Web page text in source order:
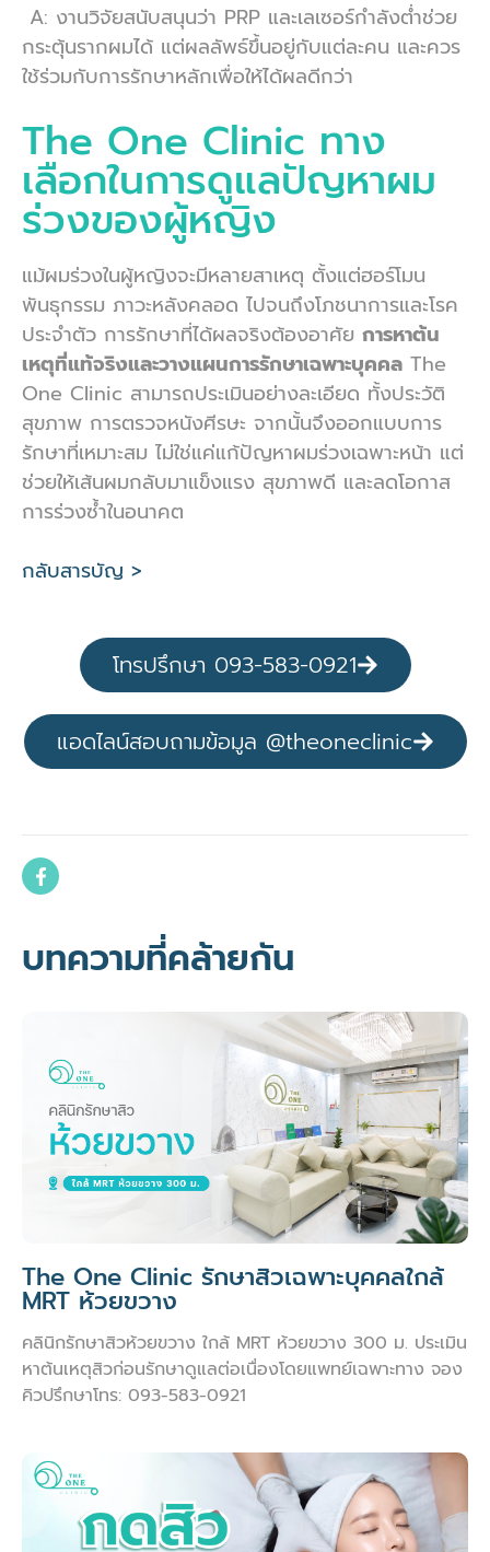
A: งานวิจัยสนับสนุนว่า PRP และเลเซอร์กำลังต่ำช่วย
กระตุ้นรากผมได้ แต่ผลลัพธ์ขึ้นอยู่กับแต่ละคน และควร
ใช้ร่วมกับการรักษาหลักเพื่อให้ได้ผลดีกว่า
The One Clinic ทาง
เลือกในการดูแลปัญหาผม
ร่วงของผู้หญิง
แม้ผมร่วงในผู้หญิงจะมีหลายสาเหตุ ตั้งแต่ฮอร์โมน
พันธุกรรม ภาวะหลังคลอด ไปจนถึงโภชนาการและโรค
ประจำตัว การรักษาที่ได้ผลจริงต้องอาศัย การหาต้น
เหตุที่แท้จริงและวางแผนการรักษาเฉพาะบุคคล The
One Clinic สามารถประเมินอย่างละเอียด ทั้งประวัติ
สุขภาพ การตรวจหนังศีรษะ จากนั้นจึงออกแบบการ
รักษาที่เหมาะสม ไม่ใช่แค่แก้ปัญหาผมร่วงเฉพาะหน้า แต่
ช่วยให้เส้นผมกลับมาแข็งแรง สุขภาพดี และลดโอกาส
การร่วงซ้ำในอนาคต
กลับสารบัญ >
โทรปรึกษา 093-583-0921
แอดไลน์สอบถามข้อมูล @theoneclinic
บทความที่คล้ายกัน
The One Clinic รักษาสิวเฉพาะบุคคลใกล้
MRT ห้วยขวาง
คลินิกรักษาสิวห้วยขวาง ใกล้ MRT ห้วยขวาง 300 ม. ประเมิน
หาต้นเหตุสิวก่อนรักษาดูแลต่อเนื่องโดยแพทย์เฉพาะทาง จอง
คิวปรึกษาโทร: 093-583-0921